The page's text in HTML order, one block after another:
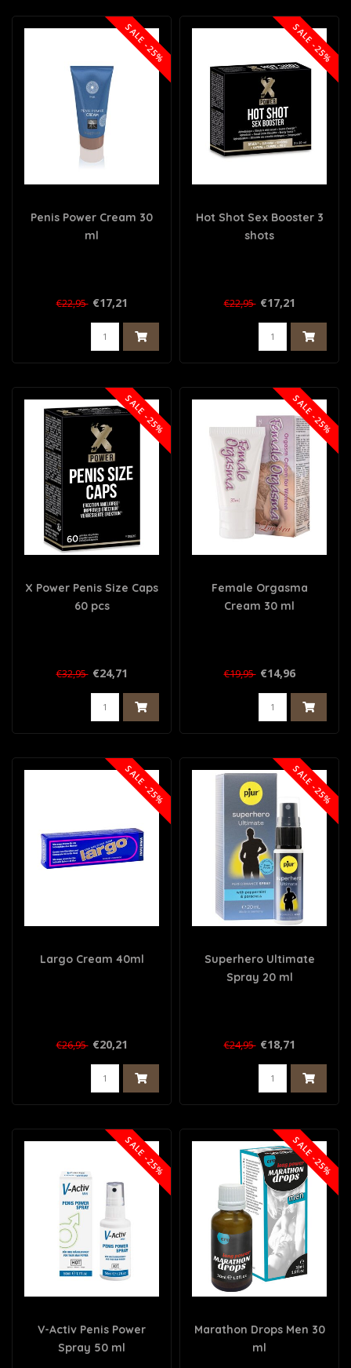
SALE -25%
Penis Power Cream 30
ml
€22,95 €17,21
SALE -25%
Hot Shot Sex Booster 3
shots
€22,95 €17,21
SALE -25%
X Power Penis Size Caps
60 pcs
€32,95 €24,71
SALE -25%
Female Orgasma
Cream 30 ml
€19,95 €14,96
SALE -25%
Largo Cream 40ml
€26,95 €20,21
SALE -25%
Superhero Ultimate
Spray 20 ml
€24,95 €18,71
SALE -25%
V-Activ Penis Power
Spray 50 ml
SALE -25%
Marathon Drops Men 30
ml